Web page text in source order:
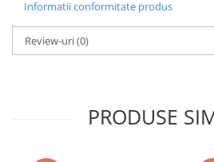
STICKERE PENTRU LATERALE
STICKERE PERSONALIZATE
STICKERE UTILAJE AGRICOLE
portofoliul nostru va rugam sa
Informatii conformitate produs
Review-uri(0)
PRODUSE